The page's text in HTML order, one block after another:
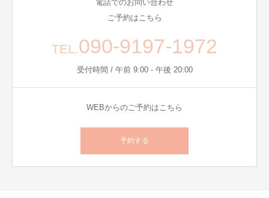
電話でのお問い合わせ
ご予約はこちら
TEL.090-9197-1972
受付時間 / 午前 9:00 - 午後 20:00
WEBからのご予約はこちら
予約する